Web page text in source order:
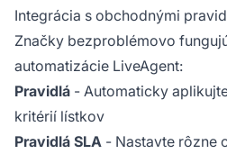
Integrácia s obchodnými
Značky bezproblémovo
automatizácie LiveAgent:
Pravidlá - Automaticky
kritérií lístkov
Pravidlá SLA - Nastavte rôzne